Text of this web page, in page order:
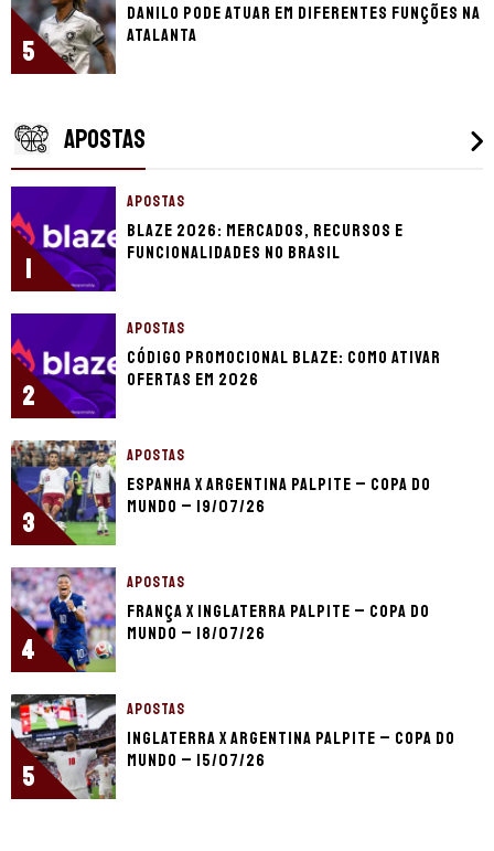
5
Danilo pode atuar em diferentes funções na
Atalanta
APOSTAS
1
APOSTAS
Blaze 2026: mercados, recursos e
funcionalidades no Brasil
2
APOSTAS
Código promocional Blaze: como ativar
ofertas em 2026
3
APOSTAS
Espanha x Argentina palpite – Copa do
Mundo – 19/07/26
4
APOSTAS
França x Inglaterra palpite – Copa do
Mundo – 18/07/26
5
APOSTAS
Inglaterra x Argentina palpite – Copa do
Mundo – 15/07/26